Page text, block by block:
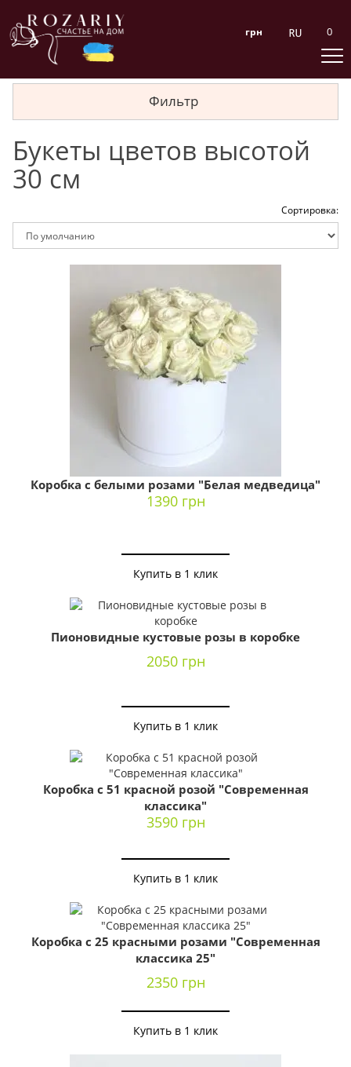
грн 0
Фильтр
Букеты цветов высотой
30 см
Сортировка:
Коробка с белыми розами "Белая медведица"
1390 грн
Купить в 1 клик
Пионовидные кустовые розы в коробке
2050 грн
Купить в 1 клик
Коробка с 51 красной розой "Современная
классика"
3590 грн
Купить в 1 клик
Коробка с 25 красными розами "Современная
классика 25"
2350 грн
Купить в 1 клик